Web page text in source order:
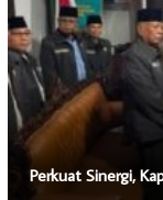
Perkuat Sinergi,